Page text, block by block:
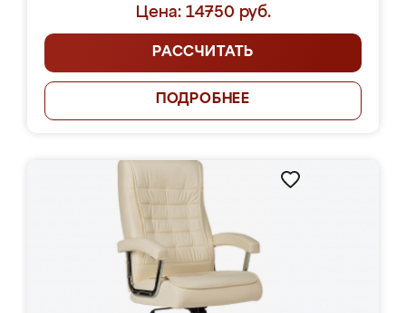
Цена: 14750 руб.
РАССЧИТАТЬ
ПОДРОБНЕЕ